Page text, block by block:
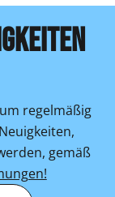
regelmäßig
gemäß